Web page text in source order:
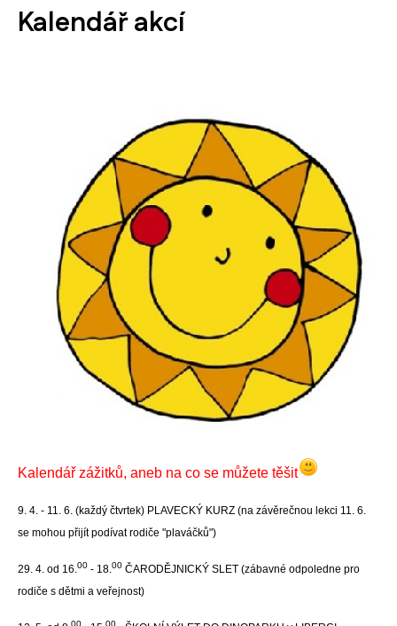
Kalendář akcí
Kalendář zážitků, aneb na co se můžete těšit
9. 4. - 11. 6. (každý čtvrtek) PLAVECKÝ KURZ (na závěrečnou lekci 11. 6.
se mohou přijít podívat rodiče "plaváčků")
29. 4. od 16.00 - 18.00 ČARODĚJNICKÝ SLET (zábavné odpoledne pro
rodiče s dětmi a veřejnost)
00 00